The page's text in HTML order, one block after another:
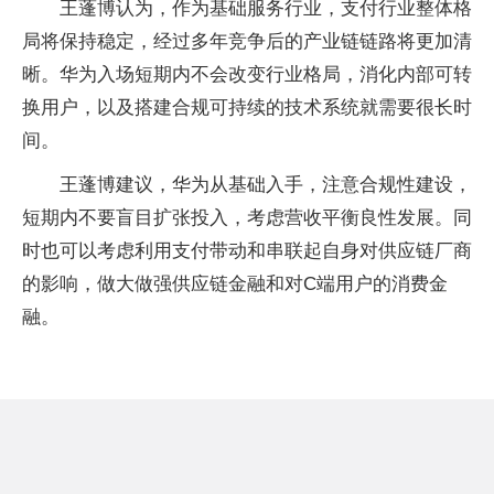
王蓬博认为，作为基础服务行业，支付行业整体格
局将保持稳定，经过多年竞争后的产业链链路将更加清
晰。华为入场短期内不会改变行业格局，消化内部可转
换用户，以及搭建合规可持续的技术系统就需要很长时
间。
王蓬博建议，华为从基础入手，注意合规性建设，
短期内不要盲目扩张投入，考虑营收平衡良性发展。同
时也可以考虑利用支付带动和串联起自身对供应链厂商
的影响，做大做强供应链金融和对C端用户的消费金
融。